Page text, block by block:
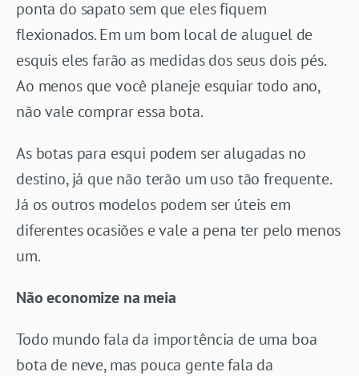
ponta do sapato sem que eles fiquem
flexionados. Em um bom local de aluguel de
esquis eles farão as medidas dos seus dois pés.
Ao menos que você planeje esquiar todo ano,
não vale comprar essa bota.
As botas para esqui podem ser alugadas no
destino, já que não terão um uso tão frequente.
Já os outros modelos podem ser úteis em
diferentes ocasiões e vale a pena ter pelo menos
um.
Não economize na meia
Todo mundo fala da importência de uma boa
bota de neve, mas pouca gente fala da